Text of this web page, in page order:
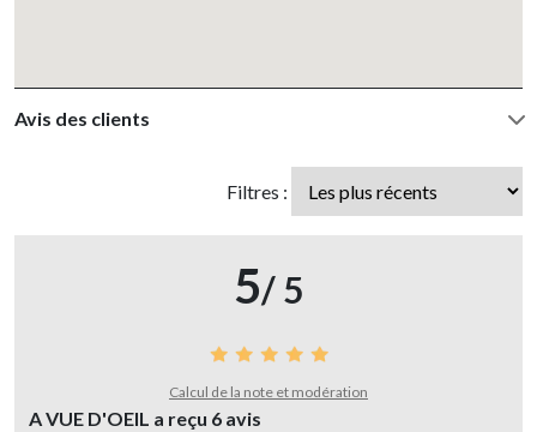
Avis des clients
Filtres :
5/ 5
Calcul de la note et modération
A VUE D'OEIL a reçu 6 avis